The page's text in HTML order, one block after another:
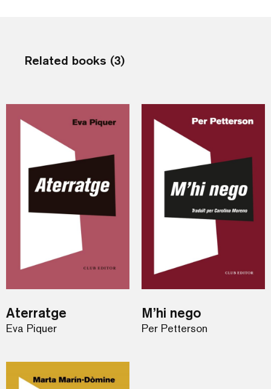
Related books (3)
Aterratge
Eva Piquer
M’hi nego
Per Petterson